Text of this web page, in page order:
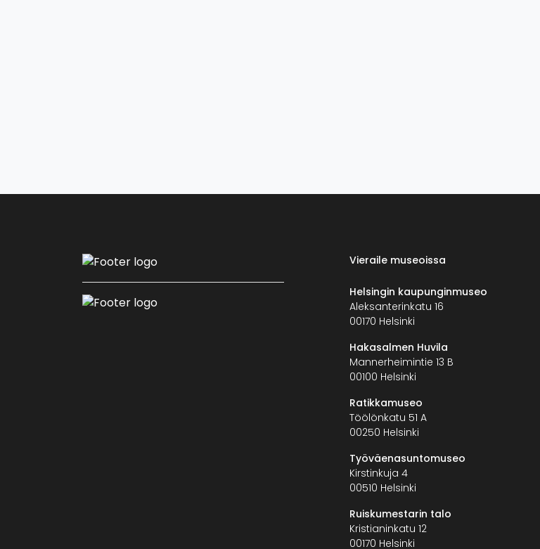
Vieraile museoissa
Helsingin kaupunginmuseo
Aleksanterinkatu 16
00170 Helsinki
Hakasalmen Huvila
Mannerheimintie 13 B
00100 Helsinki
Ratikkamuseo
Töölönkatu 51 A
00250 Helsinki
Työväenasuntomuseo
Kirstinkuja 4
00510 Helsinki
Ruiskumestarin talo
Kristianinkatu 12
00170 Helsinki